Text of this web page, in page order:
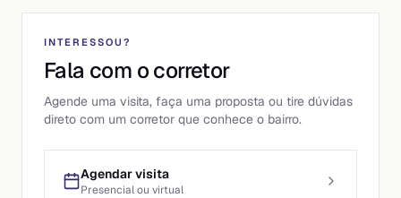
INTERESSOU?
Fala com o corretor
Agende uma visita, faça uma proposta ou tire dúvidas
direto com um corretor que conhece o bairro.
Agendar visita
Presencial ou virtual